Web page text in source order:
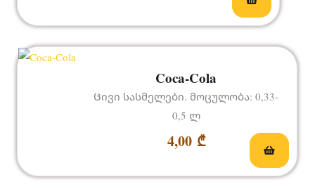
Coca-Cola
4,00 ₾
Ცივი სასმელები. მოცულობა: 0,33-
0,5 ლ